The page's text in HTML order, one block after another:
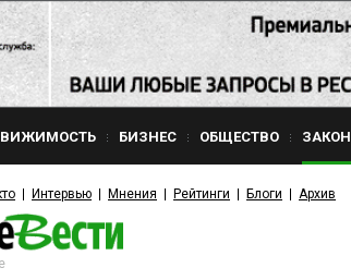
БИЗНЕС ОБЩЕСТВО ЗАКОН
Интервью Мнения Рейтинги Блоги Архив